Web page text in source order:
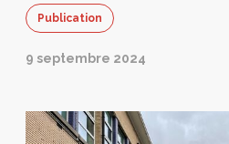
Publication
9 septembre 2024